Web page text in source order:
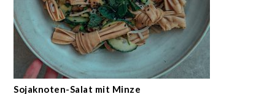
Sojaknoten-Salat mit Minze